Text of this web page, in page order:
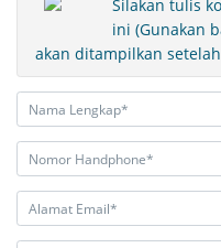
Silakan tulis
ini (Gunakan
akan ditampilkan